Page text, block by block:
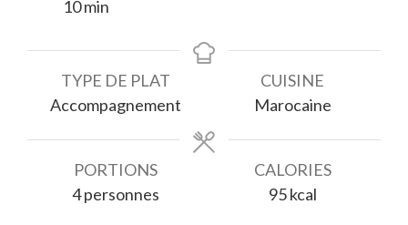
10minutes
min
TYPE DE PLAT
Accompagnement
CUISINE
Marocaine
PORTIONS
4personnes
CALORIES
95 kcal